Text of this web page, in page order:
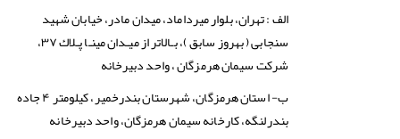
الف : تهران، بلوار میرداماد، میدان مادر، خیابان شهید
سنجابی ( بهروز سابق )، بـالاتر از میـدان مینـا پـلاك ۳۷،
شرکت سیمان هرمزگان ، واحد دبیرخانه
ب- استان هرمزگان، شهرستان بندرخمير، كيلومتر ۴ جاده
بندرلنگه، كارخانه سيمان هرمزگان، واحد دبیرخانه